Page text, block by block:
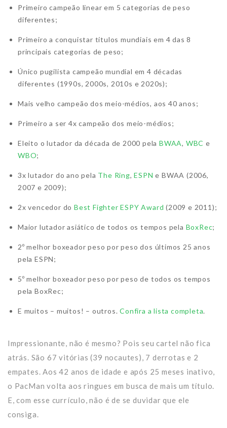
Primeiro campeão linear em 5 categorias de peso
diferentes;
Primeiro a conquistar títulos mundiais em 4 das 8
principais categorias de peso;
Único pugilista campeão mundial em 4 décadas
diferentes (1990s, 2000s, 2010s e 2020s);
Mais velho campeão dos meio-médios, aos 40 anos;
Primeiro a ser 4x campeão dos meio-médios;
Eleito o lutador da década de 2000 pelaBWAA, WBC e
WBO;
3x lutador do ano pela The Ring,ESPN e BWAA (2006,
2007 e 2009);
2x vencedor doBest Fighter ESPY Award (2009 e 2011);
Maior lutador asiático de todos os tempos pela BoxRec;
2º melhor boxeador peso por peso dos últimos 25 anos
pela ESPN;
5º melhor boxeador peso por peso de todos os tempos
pela BoxRec;
E muitos – muitos! – outros.Confira a lista completa.
Impressionante, não é mesmo? Pois seu cartel não fica
atrás. São 67 vitórias (39 nocautes), 7 derrotas e 2
empates. Aos 42 anos de idade e após 25 meses inativo,
o PacMan volta aos ringues em busca de mais um título.
E, com esse currículo, não é de se duvidar que ele
consiga.